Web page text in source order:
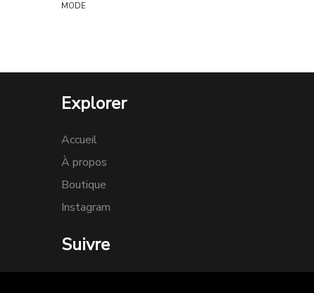
MODE
Explorer
Accueil
À propos
Boutique
Instagram
Suivre